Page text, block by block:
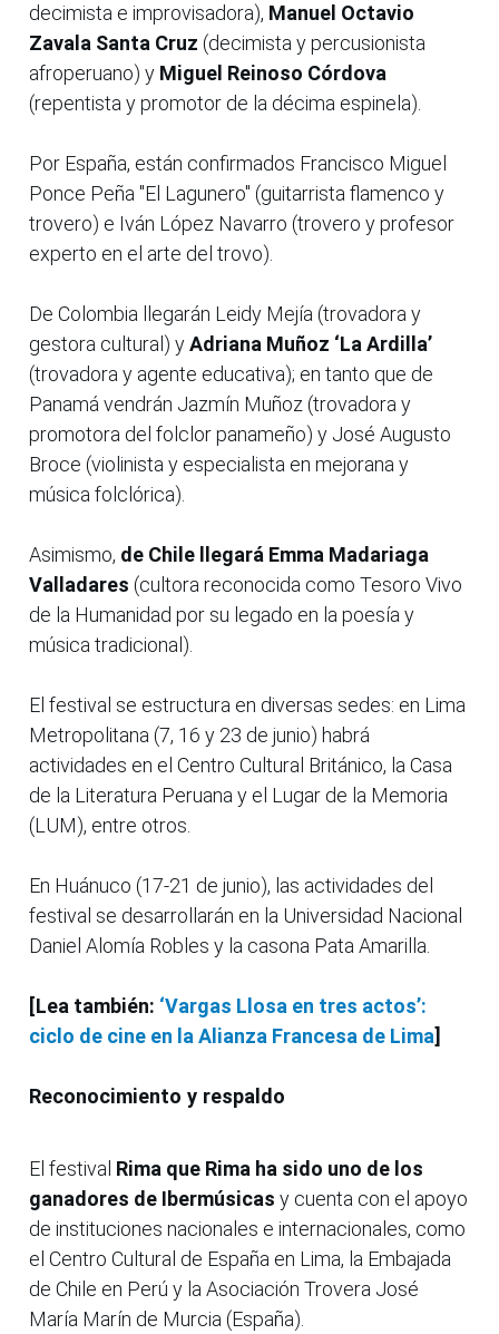
decimista e improvisadora), Manuel Octavio
Zavala Santa Cruz (decimista y percusionista
afroperuano) y Miguel Reinoso Córdova
(repentista y promotor de la décima espinela).
Por España, están confirmados Francisco Miguel
Ponce Peña "El Lagunero" (guitarrista flamenco y
trovero) e Iván López Navarro (trovero y profesor
experto en el arte del trovo).
De Colombia llegarán Leidy Mejía (trovadora y
gestora cultural) yAdriana Muñoz ‘La Ardilla’
(trovadora y agente educativa); en tanto que de
Panamá vendrán Jazmín Muñoz (trovadora y
promotora del folclor panameño) y José Augusto
Broce (violinista y especialista en mejorana y
música folclórica).
Asimismo, de Chile llegará Emma Madariaga
Valladares (cultora reconocida como Tesoro Vivo
de la Humanidad por su legado en la poesía y
música tradicional).
El festival se estructura en diversas sedes: en Lima
Metropolitana (7, 16 y 23 de junio) habrá
actividades en el Centro Cultural Británico, la Casa
de la Literatura Peruana y el Lugar de la Memoria
(LUM), entre otros.
En Huánuco (17-21 de junio), las actividades del
festival se desarrollarán en la Universidad Nacional
Daniel Alomía Robles y la casona Pata Amarilla.
[Lea también: ‘Vargas Llosa en tres actos’:
ciclo de cine en la Alianza Francesa de Lima]
Reconocimiento y respaldo
El festival Rima que Rima ha sido uno de los
ganadores de Ibermúsicas y cuenta con el apoyo
de instituciones nacionales e internacionales, como
el Centro Cultural de España en Lima, la Embajada
de Chile en Perú y la Asociación Trovera José
María Marín de Murcia (España).